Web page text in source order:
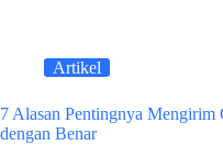
Artikel
7 Alasan Pentingnya
dengan Benar